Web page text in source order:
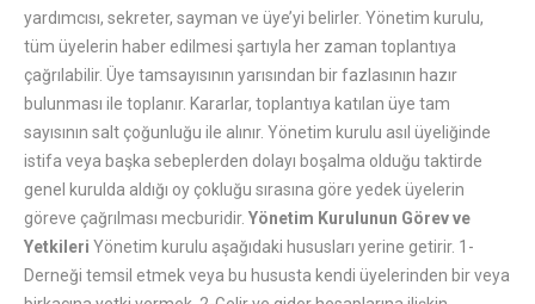
yardımcısı, sekreter, sayman ve üye’yi belirler. Yönetim kurulu,
tüm üyelerin haber edilmesi şartıyla her zaman toplantıya
çağrılabilir. Üye tamsayısının yarısından bir fazlasının hazır
bulunması ile toplanır. Kararlar, toplantıya katılan üye tam
sayısının salt çoğunluğu ile alınır. Yönetim kurulu asıl üyeliğinde
istifa veya başka sebeplerden dolayı boşalma olduğu taktirde
genel kurulda aldığı oy çokluğu sırasına göre yedek üyelerin
göreve çağrılması mecburidir. Yönetim Kurulunun Görev ve
Yetkileri Yönetim kurulu aşağıdaki hususları yerine getirir. 1-
Derneği temsil etmek veya bu hususta kendi üyelerinden bir veya